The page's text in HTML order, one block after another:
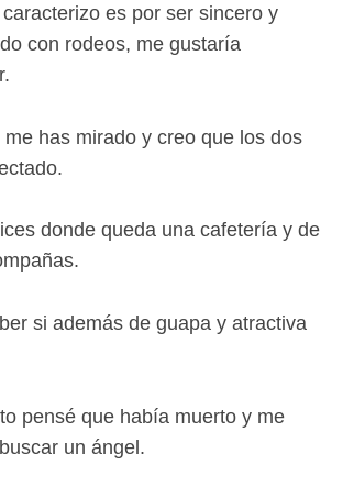
es por ser sincero y
con rodeos, me gustaría
has mirado y creo que los dos
donde queda una cafetería y de
si además de guapa y atractiva
pensé que había muerto y me
un ángel.